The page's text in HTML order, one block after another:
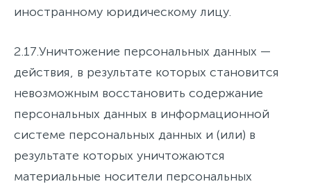
иностранному юридическому лицу.
2.17.Уничтожение персональных данных —
действия, в результате которых становится
невозможным восстановить содержание
персональных данных в информационной
системе персональных данных и (или) в
результате которых уничтожаются
материальные носители персональных